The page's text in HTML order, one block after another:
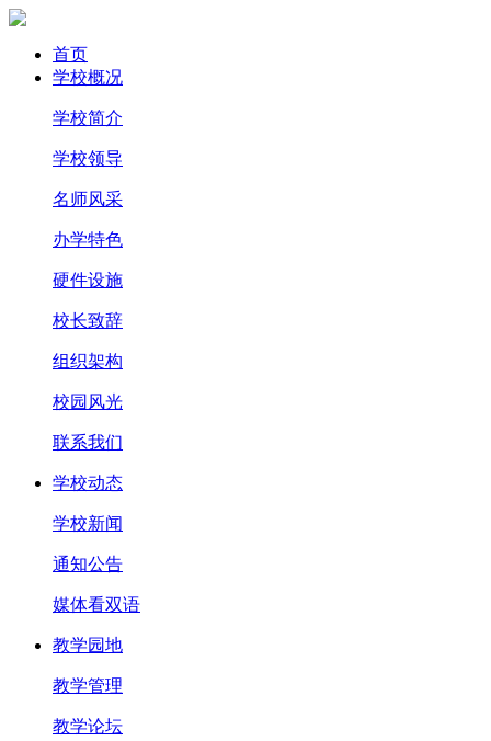
首页
学校概况
学校简介
学校领导
名师风采
办学特色
硬件设施
校长致辞
组织架构
校园风光
联系我们
学校动态
学校新闻
通知公告
媒体看双语
教学园地
教学管理
教学论坛